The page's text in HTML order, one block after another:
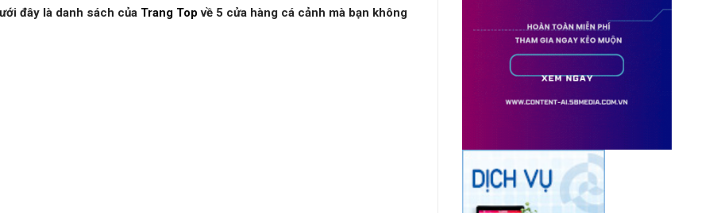
đây là danh sách của Trang Top về 5 cửa hàng cá cảnh mà bạn không